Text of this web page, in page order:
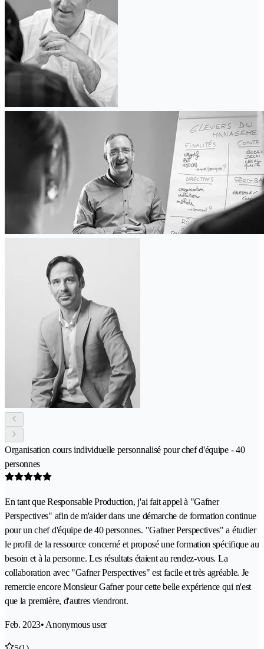
Organisation cours individuelle personnalisé pour chef d'équipe - 40
personnes
En tant que Responsable Production, j'ai fait appel à "Gafner
Perspectives" afin de m'aider dans une démarche de formation continue
pour un chef d'équipe de 40 personnes. "Gafner Perspectives" a étudier
le profil de la ressource concerné et proposé une formation spécifique au
besoin et à la personne. Les résultats étaient au rendez-vous. La
collaboration avec "Gafner Perspectives" est facile et très agréable. Je
remercie encore Monsieur Gafner pour cette belle expérience qui n'est
que la première, d'autres viendront.
Feb. 2023• Anonymous user